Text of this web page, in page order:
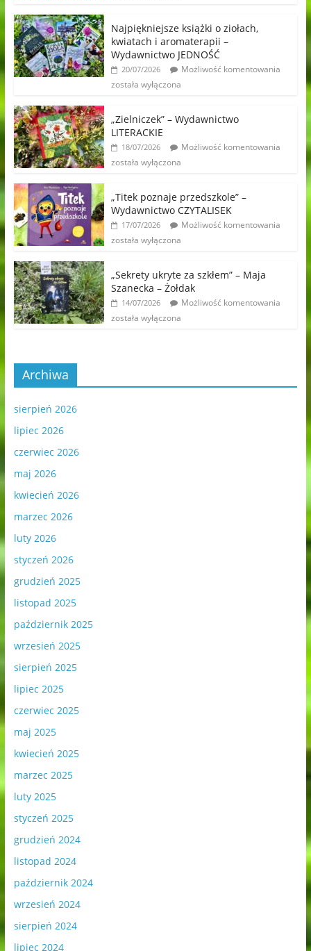
Najpiękniejsze książki o ziołach,
kwiatach i aromaterapii –
Wydawnictwo JEDNOŚĆ
20/07/2026
Możliwość komentowania
została wyłączona
„Zielniczek” – Wydawnictwo
LITERACKIE
18/07/2026
Możliwość komentowania
została wyłączona
„Titek poznaje przedszkole” –
Wydawnictwo CZYTALISEK
17/07/2026
Możliwość komentowania
została wyłączona
„Sekrety ukryte za szkłem” – Maja
Szanecka – Żołdak
14/07/2026
Możliwość komentowania
została wyłączona
Archiwa
sierpień 2026
lipiec 2026
czerwiec 2026
maj 2026
kwiecień 2026
marzec 2026
luty 2026
styczeń 2026
grudzień 2025
listopad 2025
październik 2025
wrzesień 2025
sierpień 2025
lipiec 2025
czerwiec 2025
maj 2025
kwiecień 2025
marzec 2025
luty 2025
styczeń 2025
grudzień 2024
listopad 2024
październik 2024
wrzesień 2024
sierpień 2024
lipiec 2024